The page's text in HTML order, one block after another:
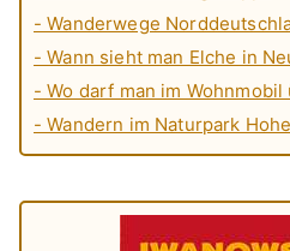
- Wanderwege
- Wann sieht man Elche in
- Wo darf man im Wohnmobil
- Wandern im Naturpark